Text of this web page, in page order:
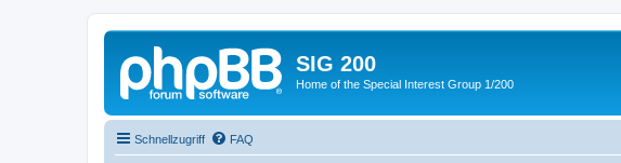
SIG 200
Home of the Special Interest Group 1/200
Schnellzugriff FAQ